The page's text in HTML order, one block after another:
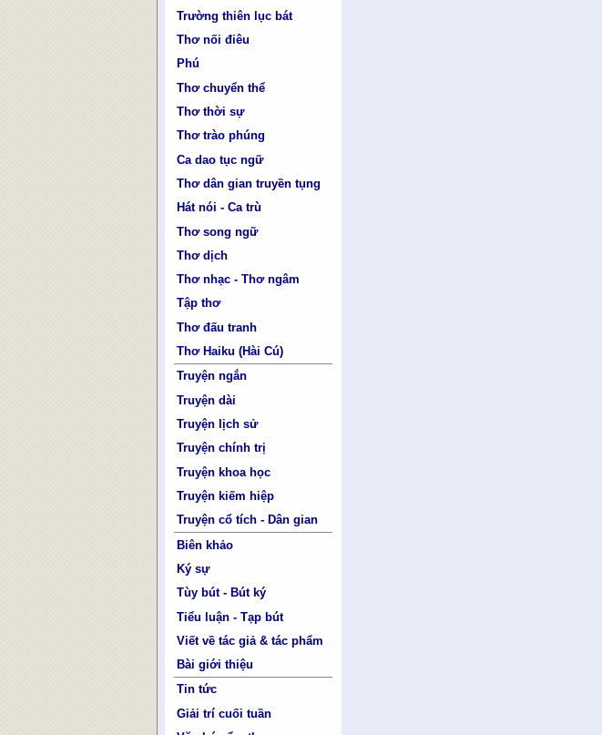
Trường thiên lục bát
Thơ nối điêu
Phú
Thơ chuyển thể
Thơ thời sự
Thơ trào phúng
Ca dao tục ngữ
Thơ dân gian truyền tụng
Hát nói - Ca trù
Thơ song ngữ
Thơ dịch
Thơ nhạc - Thơ ngâm
Tập thơ
Thơ đấu tranh
Thơ Haiku (Hài Cú)
Truyện ngắn
Truyện dài
Truyện lịch sử
Truyện chính trị
Truyện khoa học
Truyện kiếm hiệp
Truyện cổ tích - Dân gian
Biên khảo
Ký sự
Tùy bút - Bút ký
Tiểu luận - Tạp bút
Viết về tác giả & tác phẩm
Bài giới thiệu
Tin tức
Giải trí cuối tuần